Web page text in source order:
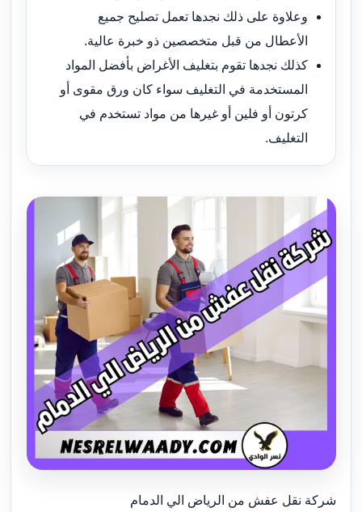
وعلاوة على ذلك نجدها تعمل تصليح جميع
الأعطال من قبل متخصصين ذو خبرة عالية.
كذلك نجدها تقوم بتغليف الأغراض بأفضل المواد
المستخدمة في التغليف سواء كان ورق مقوى أو
كرتون أو فلين أو غيرها من مواد تستخدم في
التغليف.
شركة نقل عفش من الرياض الي الدمام